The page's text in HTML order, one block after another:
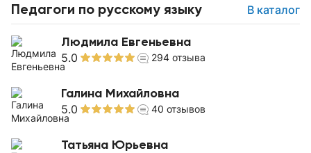
Педагоги по русскому языку В каталог
Людмила Евгеньевна
5.0 294 отзыва
Галина Михайловна
5.0 40 отзывов
Татьяна Юрьевна